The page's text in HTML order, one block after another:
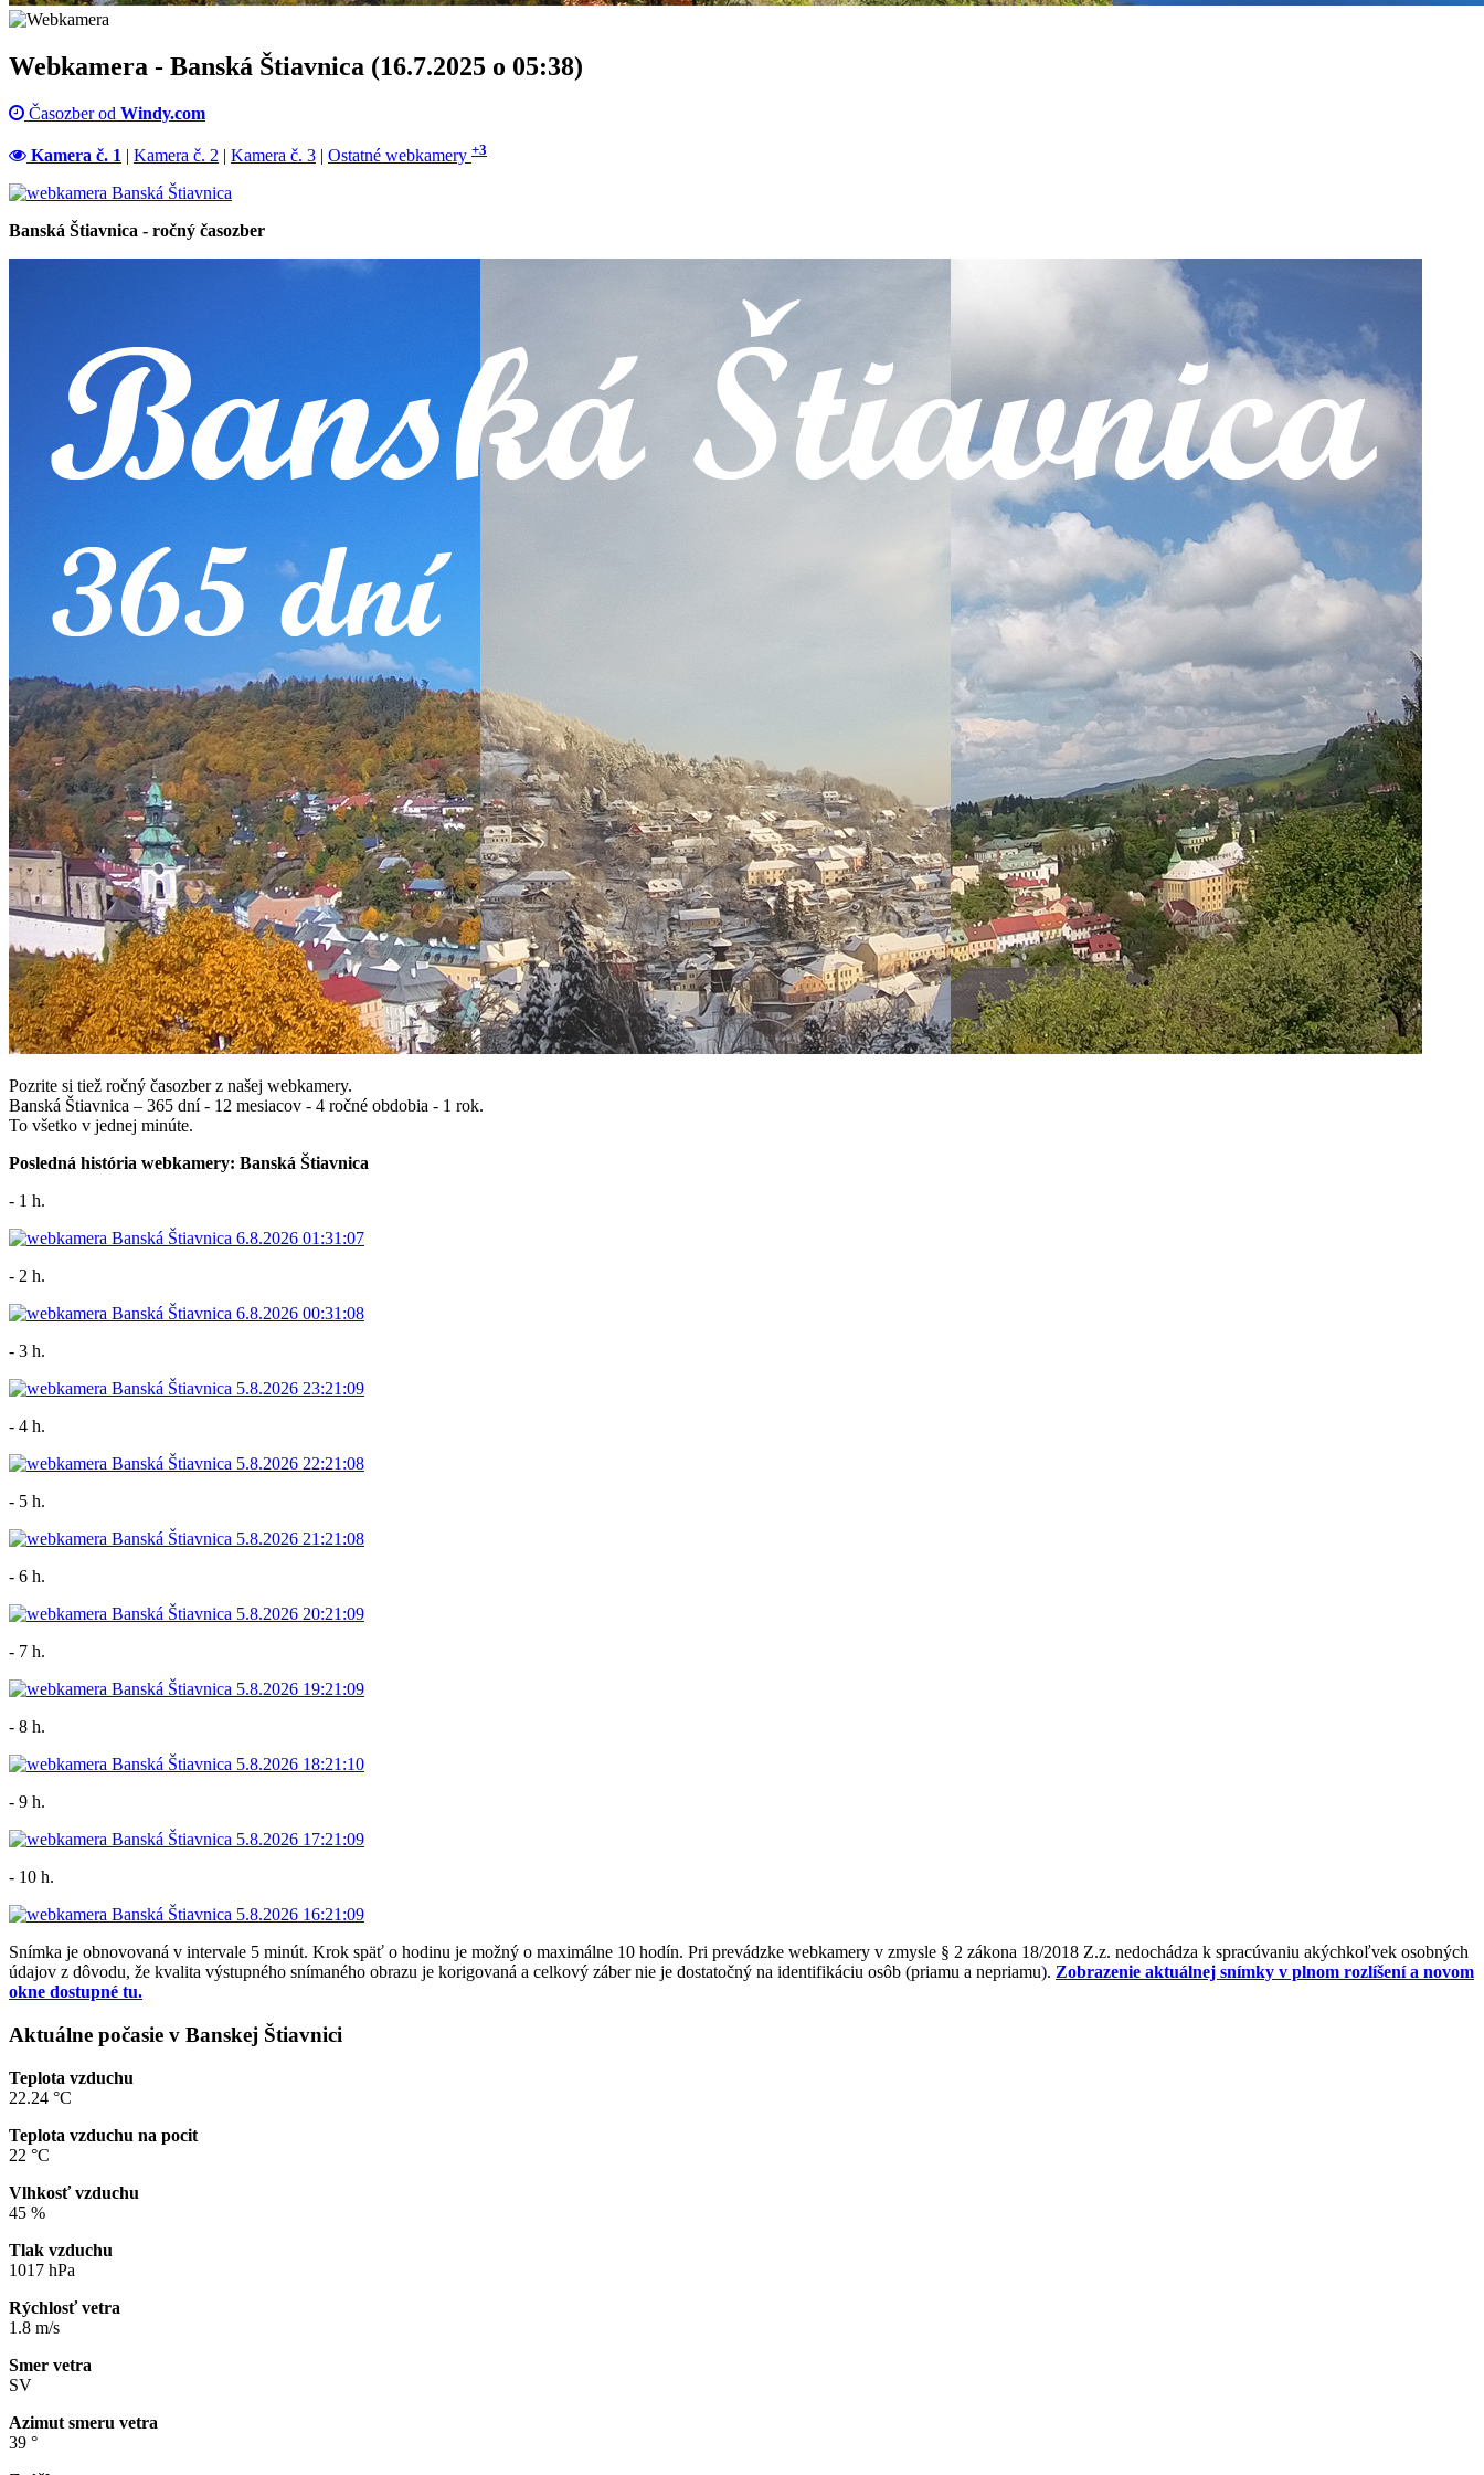
Webkamera - Banská Štiavnica (16.7.2025 o 05:38)
Časozber od Windy.com
Kamera č. 1 | Kamera č. 2 | Kamera č. 3 | Ostatné webkamery +3
Banská Štiavnica - ročný časozber
Pozrite si tiež ročný časozber z našej webkamery.
Banská Štiavnica – 365 dní - 12 mesiacov - 4 ročné obdobia - 1 rok.
To všetko v jednej minúte.
Posledná história webkamery: Banská Štiavnica
- 1 h.
- 2 h.
- 3 h.
- 4 h.
- 5 h.
- 6 h.
- 7 h.
- 8 h.
- 9 h.
- 10 h.
Snímka je obnovovaná v intervale 5 minút. Krok späť o hodinu je možný o maximálne 10 hodín. Pri prevádzke webkamery v zmysle § 2 zákona 18/2018 Z.z. nedochádza k spracúvaniu akýchkoľvek osobných
údajov z dôvodu, že kvalita výstupného snímaného obrazu je korigovaná a celkový záber nie je dostatočný na identifikáciu osôb (priamu a nepriamu). Zobrazenie aktuálnej snímky v plnom rozlíšení a novom
okne dostupné tu.
Aktuálne počasie v Banskej Štiavnici
Teplota vzduchu
22.24 °C
Teplota vzduchu na pocit
22 °C
Vlhkosť vzduchu
45 %
Tlak vzduchu
1017 hPa
Rýchlosť vetra
1.8 m/s
Smer vetra
SV
Azimut smeru vetra
39 °